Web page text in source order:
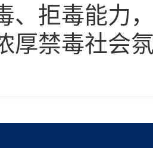
、拒毒能力
厚禁毒社会